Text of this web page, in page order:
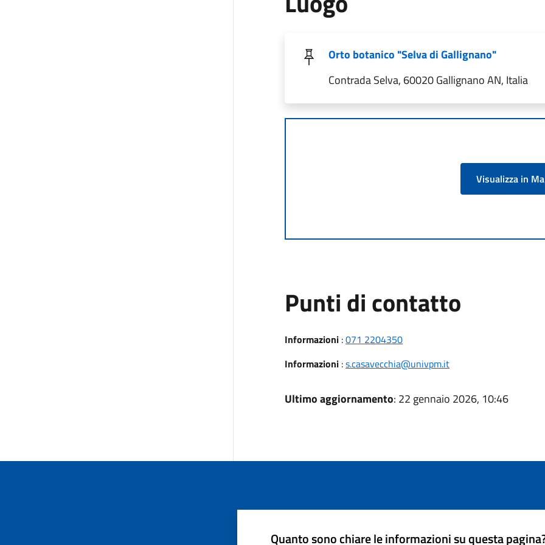
Orto botanico "Selva di Gallignano"
Contrada Selva, 60020 Gallignano AN, Italia
Visualizza in
Punti di contatto
Informazioni:071 2204350
Informazioni:s.casavecchia@univpm.it
Ultimo aggiornamento: 22 gennaio 2026, 10:46
Quanto sono chiare le informazioni su questa